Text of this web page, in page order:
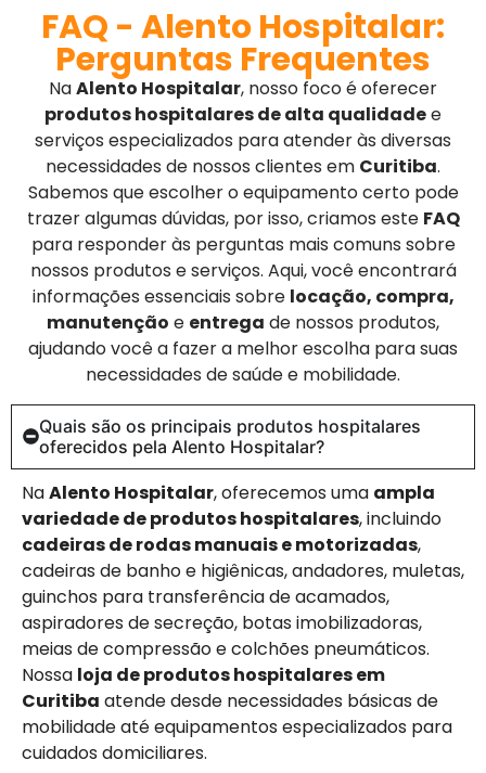
FAQ - Alento Hospitalar:
Perguntas Frequentes
NaAlento Hospitalar, nosso foco é oferecer
produtos hospitalares de alta qualidadee
serviços especializados para atender às diversas
necessidades de nossos clientes em Curitiba.
Sabemos que escolher o equipamento certo pode
trazer algumas dúvidas, por isso, criamos este FAQ
para responder às perguntas mais comuns sobre
nossos produtos e serviços. Aqui, você encontrará
informações essenciais sobre locação, compra,
manutenção e entrega de nossos produtos,
ajudando você a fazer a melhor escolha para suas
necessidades de saúde e mobilidade.
Quais são os principais produtos hospitalares
oferecidos pela Alento Hospitalar?
NaAlento Hospitalar, oferecemos uma ampla
variedade de produtos hospitalares, incluindo
cadeiras de rodas manuais e motorizadas,
cadeiras de banho e higiênicas, andadores, muletas,
guinchos para transferência de acamados,
aspiradores de secreção, botas imobilizadoras,
meias de compressão e colchões pneumáticos.
Nossa loja de produtos hospitalares em
Curitiba atende desde necessidades básicas de
mobilidade até equipamentos especializados para
cuidados domiciliares.